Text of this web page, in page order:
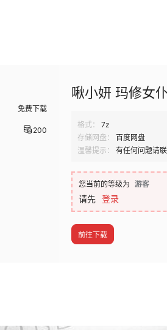
免费下载
200
啾小妍 玛修女
格式： 7z
存储网盘：
百度网盘
温馨提示：
有任何问题请
您当前的等级为 游客
请先 登录
前往下载